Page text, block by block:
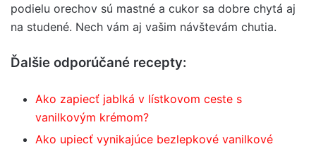
podielu orechov sú mastné a cukor sa dobre chytá aj
na studené. Nech vám aj vašim návštevám chutia.
Ďalšie odporúčané recepty:
Ako zapiecť jablká v lístkovom ceste s
vanilkovým krémom?
Ako upiecť vynikajúce bezlepkové vanilkové